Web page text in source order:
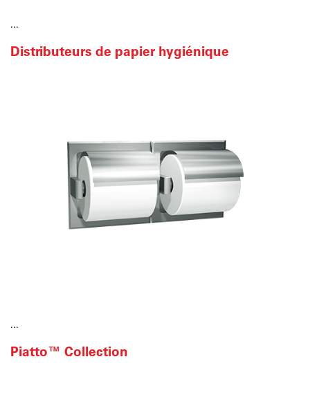
...
Distributeurs de papier hygiénique
...
Piatto™ Collection